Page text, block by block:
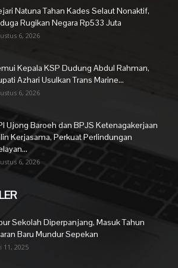
Natuna Tahan Kades Selaut Nonaktif,
Rugikan Negara Rp533 Juta
6, 2026
Kepala KSP Dudung Abdul Rahman,
Azhari Usulkan Trans Marine...
6, 2026
Ujong Baroeh dan BPJS Ketenagakerjaan
Kerjasama, Perkuat Perlindungan
6, 2026
Sekolah Diperpanjang, Masuk Tahun
Baru Mundur Sepekan
11, 2025